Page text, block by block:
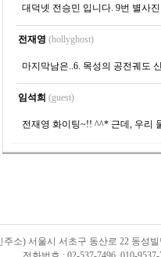
대덕넷 전승민 입니다. 9번 별사
전재영 (hollyghost)
마지막남은..6. 목성의 공전궤도
임석희 (guest)
전재영 화이팅~!! ^^* 근데, 우리
주소) 서울시 서초구 동산로 22 동성